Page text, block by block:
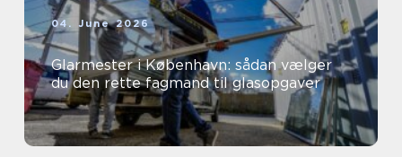
04. June 2026
Glarmester i København: sådan vælger
du den rette fagmand til glasopgaver